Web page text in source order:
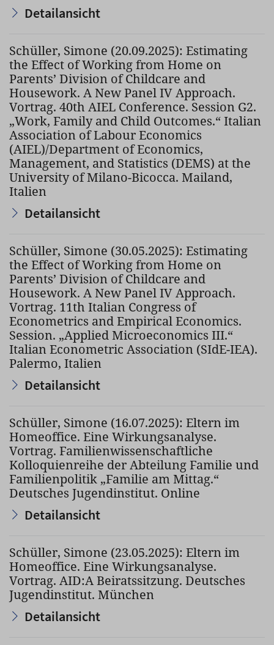
Detailansicht
Schüller, Simone (20.09.2025): Estimating
the Effect of Working from Home on
Parents’ Division of Childcare and
Housework. A New Panel IV Approach.
Vortrag. 40th AIEL Conference. Session G2.
„Work, Family and Child Outcomes.“ Italian
Association of Labour Economics
(AIEL)/Department of Economics,
Management, and Statistics (DEMS) at the
University of Milano-Bicocca. Mailand,
Italien
Detailansicht
Schüller, Simone (30.05.2025): Estimating
the Effect of Working from Home on
Parents’ Division of Childcare and
Housework. A New Panel IV Approach.
Vortrag. 11th Italian Congress of
Econometrics and Empirical Economics.
Session. „Applied Microeconomics III.“
Italian Econometric Association (SIdE-IEA).
Palermo, Italien
Detailansicht
Schüller, Simone (16.07.2025): Eltern im
Homeoffice. Eine Wirkungsanalyse.
Vortrag. Familienwissenschaftliche
Kolloquienreihe der Abteilung Familie und
Familienpolitik „Familie am Mittag.“
Deutsches Jugendinstitut. Online
Detailansicht
Schüller, Simone (23.05.2025): Eltern im
Homeoffice. Eine Wirkungsanalyse.
Vortrag. AID:A Beiratssitzung. Deutsches
Jugendinstitut. München
Detailansicht